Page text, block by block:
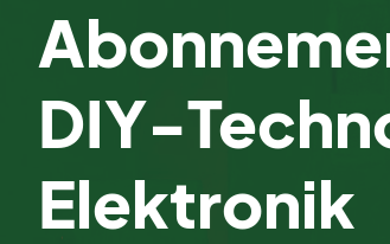
DIY-
Elektronik